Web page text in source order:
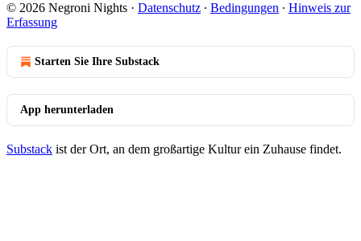
© 2026 Negroni Nights · Datenschutz ∙ Bedingungen ∙ Hinweis zur
Erfassung
Starten Sie Ihre Substack
App herunterladen
Substack ist der Ort, an dem großartige Kultur ein Zuhause findet.